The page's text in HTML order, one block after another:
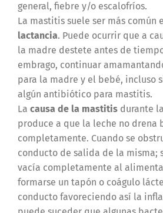
general, fiebre y/o escalofríos.
La mastitis suele ser más común
lactancia. Puede ocurrir que a
la madre destete antes de
embrago, continuar
para la madre y el bebé, incluso
algún antibiótico para mastitis.
La causa de la mastitisdurante
produce a que la leche no drena
completamente. Cuando se
conducto de salida de la misma;
vacía completamente al
formarse un tapón o coágulo
conducto favoreciendo así la